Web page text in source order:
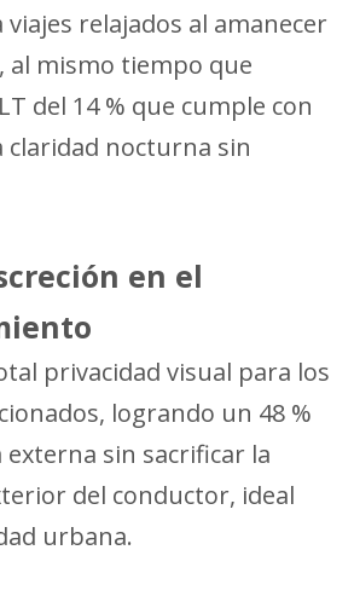
relajados al amanecer
al mismo tiempo que
del 14 % que cumple con
claridad nocturna sin
en el
privacidad visual para los
logrando un 48 %
externa sin sacrificar la
del conductor, ideal
urbana.